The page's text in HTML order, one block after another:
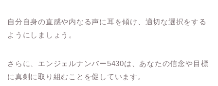
自分自身の直感や内なる声に耳を傾け、適切な選択をする
ようにしましょう。
さらに、エンジェルナンバー5430は、あなたの信念や目標
に真剣に取り組むことを促しています。